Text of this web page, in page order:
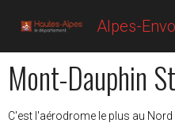
Alpes-
Mont-Dauphin
C'est l'aérodrome le plus au